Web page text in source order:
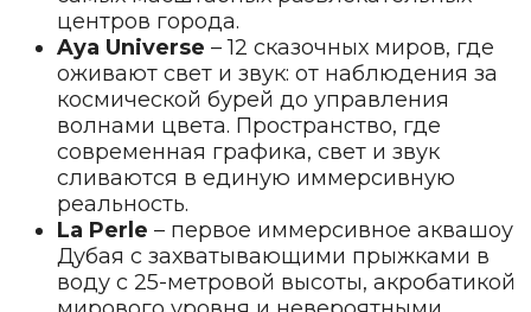
центров города.
Aya Universe – 12 сказочных миров, где
оживают свет и звук: от наблюдения за
космической бурей до управления
волнами цвета. Пространство, где
современная графика, свет и звук
сливаются в единую иммерсивную
реальность.
La Perle – первое иммерсивное аквашоу
Дубая с захватывающими прыжками в
воду с 25-метровой высоты, акробатикой